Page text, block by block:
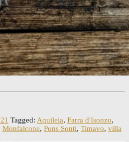
Tagged: Aquileia, Farra d'Isonzo,
Monfalcone, Pons Sonti, Timavo, villa